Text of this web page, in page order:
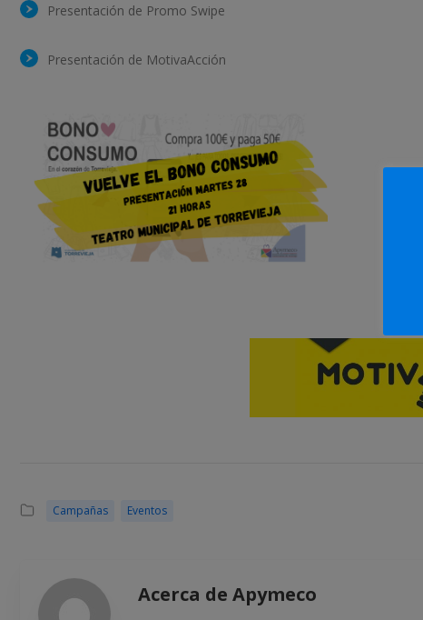
Presentación de Promo Swipe
Presentación de MotivaAcción
Campañas Eventos
Acerca de Apymeco